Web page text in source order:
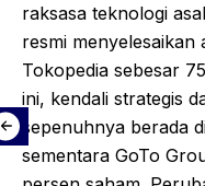
raksasa teknologi
resmi menyelesaikan
Tokopedia sebesar
ini, kendali strategis
sepenuhnya berada
sementara GoTo